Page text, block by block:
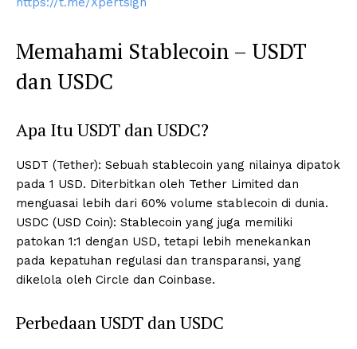
Memahami Stablecoin – USDT
dan USDC
Apa Itu USDT dan USDC?
USDT (Tether): Sebuah stablecoin yang nilainya dipatok
pada 1 USD. Diterbitkan oleh Tether Limited dan
menguasai lebih dari 60% volume stablecoin di dunia.
USDC (USD Coin): Stablecoin yang juga memiliki
patokan 1:1 dengan USD, tetapi lebih menekankan
pada kepatuhan regulasi dan transparansi, yang
dikelola oleh Circle dan Coinbase.
Perbedaan USDT dan USDC